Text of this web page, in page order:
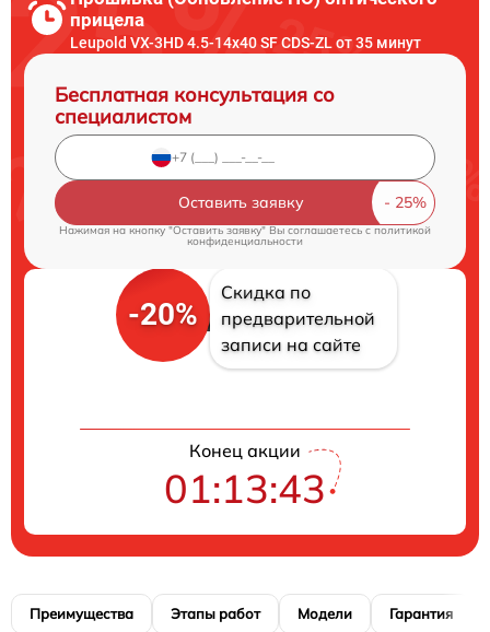
прицела
Leupold VX-3HD 4.5-14x40 SF CDS-ZL от 35 минут
Бесплатная консультация со
специалистом
Оставить заявку
Нажимая на кнопку "Оставить заявку" Вы соглашаетесь cполитикой
конфиденциальности
-20%
Скидка по
предварительной
записи на сайте
Конец акции
01:13:42
Преимущества Этапы работ Модели Гарантия